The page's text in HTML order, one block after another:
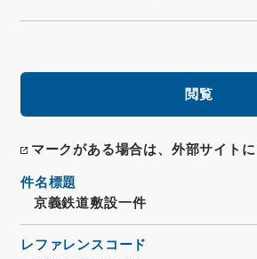
閲覧
マークがある場合は、外部サイトに
件名標題
京義鉄道敷設一件
レファレンスコード